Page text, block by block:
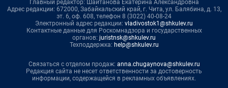
Главный редактор: Шайтанова Екатерина Александровна
Адрес редакции: 672000, Забайкальский край, г. Чита, ул. Балябина, д. 13,
эт. 6, оф. 608, телефон 8 (3022) 40-08-24
Электронный адрес редакции: vladivostok1@shkulev.ru
Контактные данные для Роскомнадзора и государственных
органов: juristnsk@shkulev.ru
Техподдержка: help@shkulev.ru
Связаться с отделом продаж: anna.chugaynova@shkulev.ru
Редакция сайта не несет ответственности за достоверность
информации, содержащейся в рекламных объявлениях.